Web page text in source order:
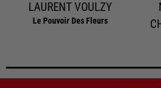
LAURENT VOULZY
Le Pouvoir Des Fleurs